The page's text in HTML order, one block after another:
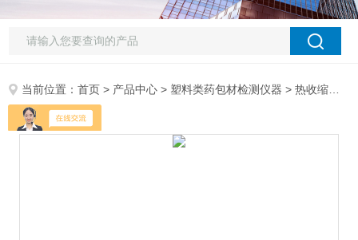
当前位置：首页 > 产品中心 > 塑料类药包材检测仪器 >热收缩仪